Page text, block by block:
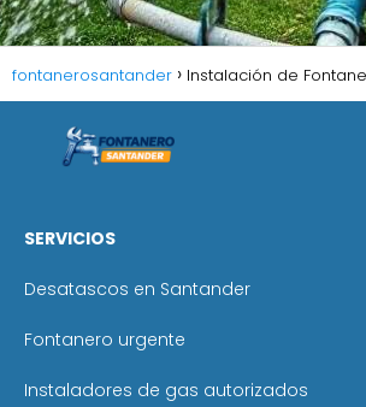
fontanerosantander Instalación de
SERVICIOS
Desatascos en Santander
Fontanero urgente
Instaladores de gas autorizados